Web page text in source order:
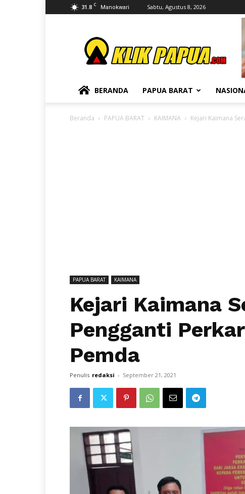
31.8 C Manokwari Sabtu, Agustus 8, 2026
BERANDA PAPUA BARAT
Beranda PAPUA BARAT KAIMANA Kejari Kaimana
PAPUA BARAT KAIMANA
Kejari Kaimana
Pengganti
Pemda
Penulis redaksi - September 21, 2021